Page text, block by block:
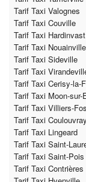
Tarif Taxi Valognes
Tarif Taxi Couville
Tarif Taxi Hardinvast
Tarif Taxi Nouainville
Tarif Taxi Sideville
Tarif Taxi
Tarif Taxi Cerisy-la-
Tarif Taxi Moon-sur-
Tarif Taxi Villiers-
Tarif Taxi
Tarif Taxi Lingeard
Tarif Taxi Saint-
Tarif Taxi Saint-Pois
Tarif Taxi Contrières